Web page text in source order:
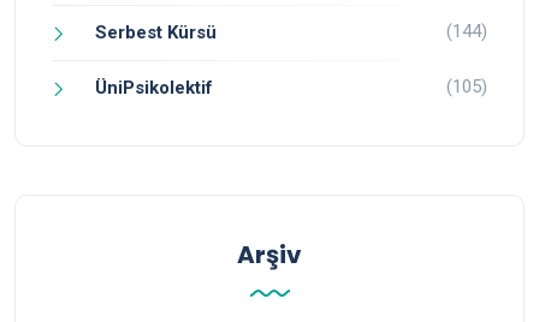
Serbest Kürsü (144)
ÜniPsikolektif (105)
Arşiv